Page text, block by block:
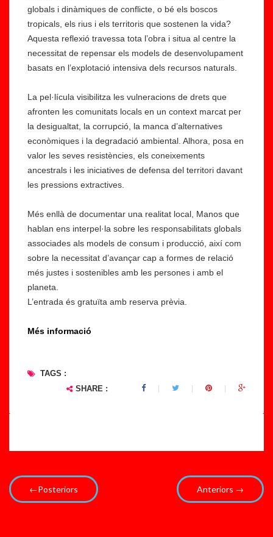
globals i dinàmiques de conflicte, o bé els boscos
tropicals, els rius i els territoris que sostenen la vida?
Aquesta reflexió travessa tota l’obra i situa al centre la
necessitat de repensar els models de desenvolupament
basats en l’explotació intensiva dels recursos naturals.
La pel·lícula visibilitza les vulneracions de drets que
afronten les comunitats locals en un context marcat per
la desigualtat, la corrupció, la manca d’alternatives
econòmiques i la degradació ambiental. Alhora, posa en
valor les seves resistències, els coneixements
ancestrals i les iniciatives de defensa del territori davant
les pressions extractives.
Més enllà de documentar una realitat local, Manos que
hablan ens interpel·la sobre les responsabilitats globals
associades als models de consum i producció, així com
sobre la necessitat d’avançar cap a formes de relació
més justes i sostenibles amb les persones i amb el
planeta.
L’entrada és gratuïta amb reserva prèvia.
Més informació
TAGS :
SHARE :
←Posteriors Anteriors →